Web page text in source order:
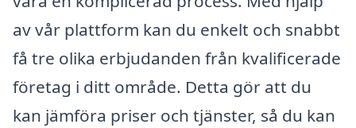
av vår plattform kan du enkelt och snabbt
få tre olika erbjudanden från kvalificerade
företag i ditt område. Detta gör att du
kan jämföra priser och tjänster, så du kan